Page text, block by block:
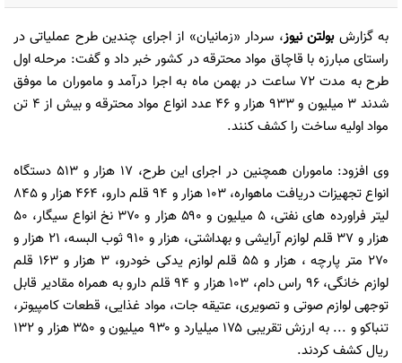
به گزارشبولتن نیوز، سردار «زمانیان» از اجرای چندین طرح عملیاتی در
راستای مبارزه با قاچاق مواد محترقه در کشور خبر داد و گفت: مرحله اول
طرح به مدت ۷۲ ساعت در بهمن ماه به اجرا درآمد و ماموران ما موفق
شدند ۳ میلیون و ۹۳۳ هزار و ۴۶ عدد انواع مواد محترقه و بیش از ۴ تن
مواد اولیه ساخت را کشف کنند.
وی افزود: ماموران همچنین در اجرای این طرح، ۱۷ هزار و ۵۱۳ دستگاه
انواع تجهیزات دریافت ماهواره، ۱۰۳ هزار و ۹۴ قلم دارو، ۴۶۴ هزار و ۸۴۵
لیتر فراورده های نفتی، ۵ میلیون و ۵۹۰ هزار و ۳۷۰ نخ انواع سیگار، ۵۰
هزار و ۳۷ قلم لوازم آرایشی و بهداشتی، هزار و ۹۱۰ ثوب البسه، ۲۱ هزار و
۲۷۰ متر پارچه ، هزار و ۵۵ قلم لوازم یدکی خودرو، ۳ هزار و ۱۶۳ قلم
لوازم خانگی، ۹۶ راس دام، ۱۰۳ هزار و ۹۴ قلم دارو به همراه مقادیر قابل
توجهی لوازم صوتی و تصویری، عتیقه جات، مواد غذایی، قطعات کامپیوتر،
تنباکو و ... به ارزش تقریبی ۱۷۵ میلیارد و ۹۳۰ میلیون و ۳۵۰ هزار و ۱۳۲
ریال کشف کردند.